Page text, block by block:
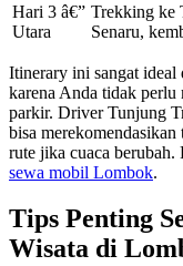
Hari 3 â€”
Utara
Trekking ke
Senaru,
Itinerary ini sangat ideal
karena Anda tidak
parkir. Driver Tunjung
bisa
rute jika cuaca
sewa mobil Lombok.
Tips Penting
Wisata di